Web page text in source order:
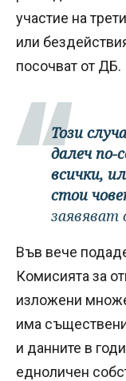
участие на
или
посочват от ДБ.
Този
далеч по-
всички,
стои
заявяват
Във вече
Комисията за
изложени
има
и данните в
едноличен